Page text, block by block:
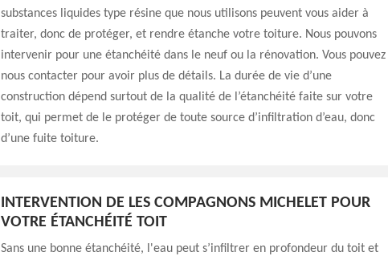
substances liquides type résine que nous utilisons peuvent vous aider à
traiter, donc de protéger, et rendre étanche votre toiture. Nous pouvons
intervenir pour une étanchéité dans le neuf ou la rénovation. Vous pouvez
nous contacter pour avoir plus de détails. La durée de vie d’une
construction dépend surtout de la qualité de l’étanchéité faite sur votre
toit, qui permet de le protéger de toute source d’infiltration d’eau, donc
d’une fuite toiture.
INTERVENTION DE LES COMPAGNONS MICHELET POUR
VOTRE ÉTANCHÉITÉ TOIT
Sans une bonne étanchéité, l'eau peut s’infiltrer en profondeur du toit et